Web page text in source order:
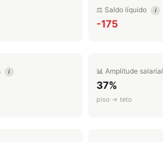
⚖️ Saldo líquido i
-175
i 📊 Amplitude salarial
37%
piso → teto